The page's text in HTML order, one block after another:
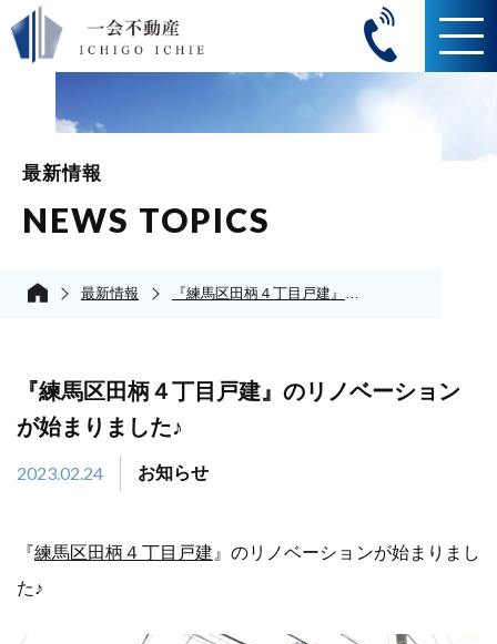
最新情報
NEWS TOPICS
最新情報 『練馬区田柄４丁目戸建』のリノベーションが始まりました♪
『練馬区田柄４丁目戸建』のリノベーション
が始まりました♪
2023.02.24 お知らせ
『練馬区田柄４丁目戸建 』のリノベーションが始まりまし
た♪